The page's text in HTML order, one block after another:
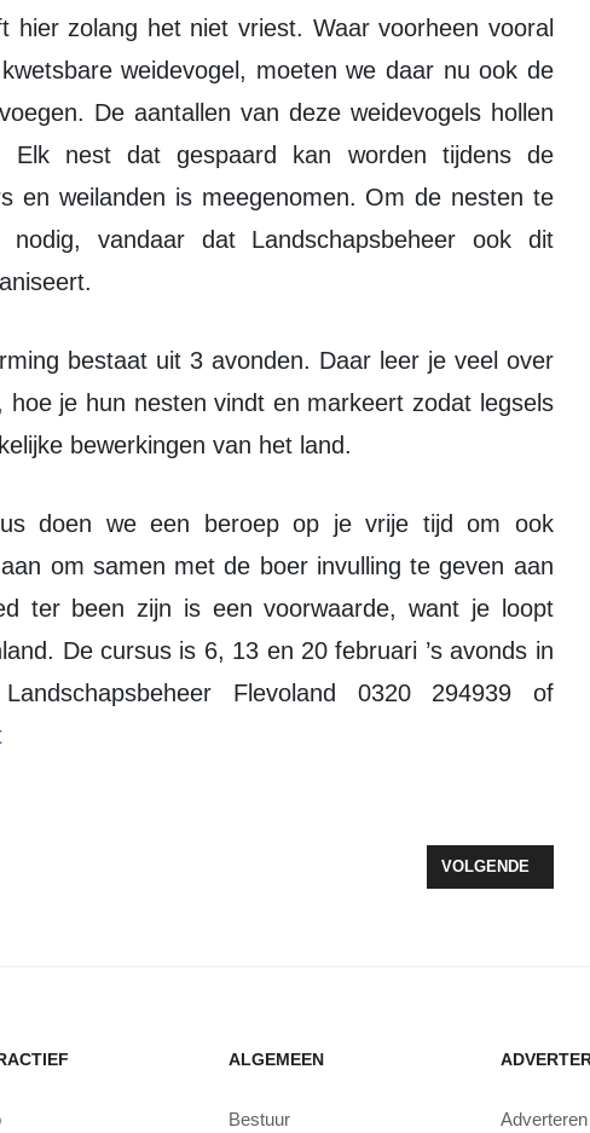
hier zolang het niet vriest. Waar voorheen vooral
weidevogel, moeten we daar nu ook de
De aantallen van deze weidevogels hollen
Elk nest dat gespaard kan worden tijdens de
en weilanden is meegenomen. Om de nesten te
vandaar dat Landschapsbeheer ook dit
hoe je hun nesten vindt en markeert zodat legsels
bewerkingen van het land.
om samen met de boer invulling te geven aan
ter been zijn is een voorwaarde, want je loopt
De cursus is 6, 13 en 20 februari ’s avonds in
Flevoland 0320 294939 of
N305 GOOISEWEG VOLGENDE
VOLGENDE
ALGEMEEN
Bestuur Adverteren